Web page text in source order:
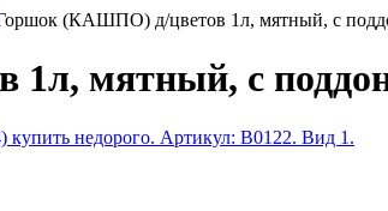
(КАШПО) д/цветов 1л, мятный, с
мятный, с